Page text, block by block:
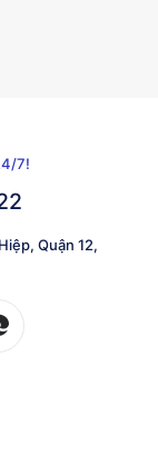
7!
Quận 12,